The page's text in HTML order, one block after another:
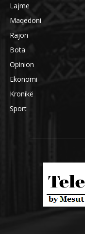
Lajme
Maqedoni
Rajon
Bota
Opinion
Ekonomi
Kronikë
Sport